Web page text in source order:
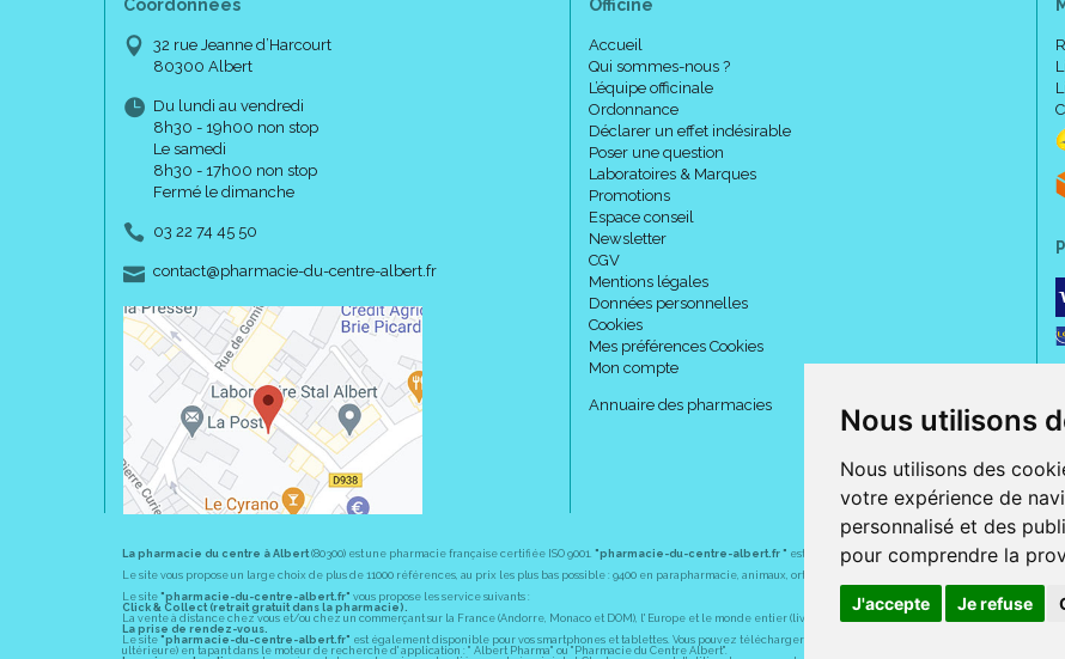
Nous utilisons
Nous utilisons des
votre expérience de
personnalisé et des
pour comprendre la
J'accepte Je refuse
Coordonnées
32 rue Jeanne d’Harcourt
80300 Albert
Du lundi au vendredi
8h30 - 19h00 non stop
Le samedi
8h30 - 17h00 non stop
Fermé le dimanche
03 22 74 45 50
contact-
@-
pharmacie-du-centre-albert.fr
Officine
Accueil
Qui sommes-nous ?
L’équipe officinale
Ordonnance
Déclarer un effet indésirable
Poser une question
Laboratoires & Marques
Promotions
Espace conseil
Newsletter
CGV
Mentions légales
Données personnelles
Cookies
Mes préférences Cookies
Mon compte
Annuaire des pharmacies
La pharmacie du centre à Albert(80300) est une pharmacie française certifiée ISO 9001. "pharmacie-du-centre-albert.fr " est le site internet de l a pharmacie du centre, 32
Le site vous propose un large choix de plus de 11000 références, au prix les plus bas possible : 9400 en parapharmacie, animaux, orthopédie, matériel médical. 1700 en médicaments
Le site "pharmacie-du-centre-albert.fr" vous propose les service suivants :
Click & Collect (retrait gratuit dans la pharmacie).
La vente à distance chez vous et/ou chez un commerçant sur la France (Andorre, Monaco et DOM), l' Europe et le monde entier (livraison assuré par Colissimo et ses partenaires à l'
La prise de rendez-vous.
Le site "pharmacie-du-centre-albert.fr" est également disponible pour vos smartphones et tablettes. Vous pouvez télécharger gratuitement l' application sur l' AppStore (pour
ultérieure) en tapant dans le moteur de recherche d' application : " Albert Pharma" ou "Pharmacie du Centre Albert".